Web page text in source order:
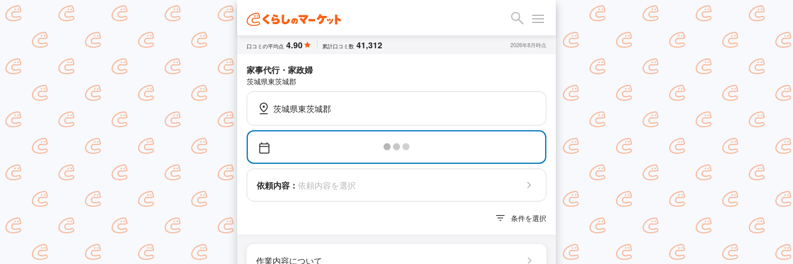
口コミの平均点 4.90 累計口コミ数 41,312 2026年8月時点
家事代行・家政婦
茨城県東茨城郡
茨城県東茨城郡
依頼内容： 依頼内容を選択
条件を選択
作業内容について